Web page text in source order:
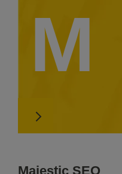
M
Majestic SEO